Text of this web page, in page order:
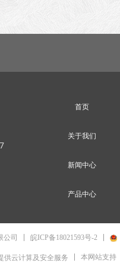
首页
关于我们
新闻中心
产品中心
公司 皖ICP备18021593号-2
供云计算及安全服务 本网站支持